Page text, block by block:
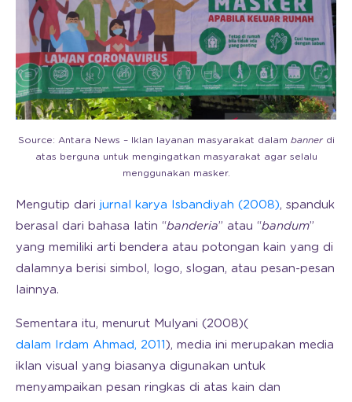
Source: Antara News – Iklan layanan masyarakat dalam banner di
atas berguna untuk mengingatkan masyarakat agar selalu
menggunakan masker.
Mengutip dari jurnal karya Isbandiyah (2008), spanduk
berasal dari bahasa latin “banderia” atau “bandum”
yang memiliki arti bendera atau potongan kain yang di
dalamnya berisi simbol, logo, slogan, atau pesan-pesan
lainnya.
Sementara itu, menurut Mulyani (2008)(
dalam Irdam Ahmad, 2011 ), media ini merupakan media
iklan visual yang biasanya digunakan untuk
menyampaikan pesan ringkas di atas kain dan